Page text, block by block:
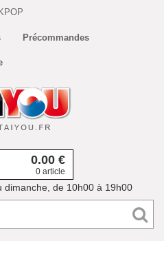
KPOP
Précommandes
0.00 €
0 article
de 10h00 à 19h00